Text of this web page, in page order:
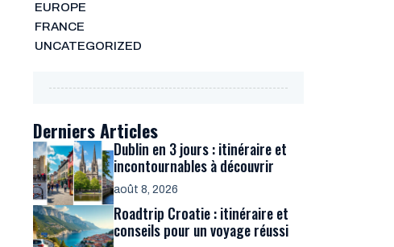
EUROPE
FRANCE
UNCATEGORIZED
Derniers Articles
Dublin en 3 jours : itinéraire et
incontournables à découvrir
août 8, 2026
Roadtrip Croatie : itinéraire et
conseils pour un voyage réussi